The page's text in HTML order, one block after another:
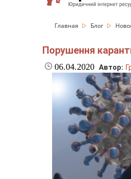
Главная Блог
Порушення
06.04.2020 Автор: